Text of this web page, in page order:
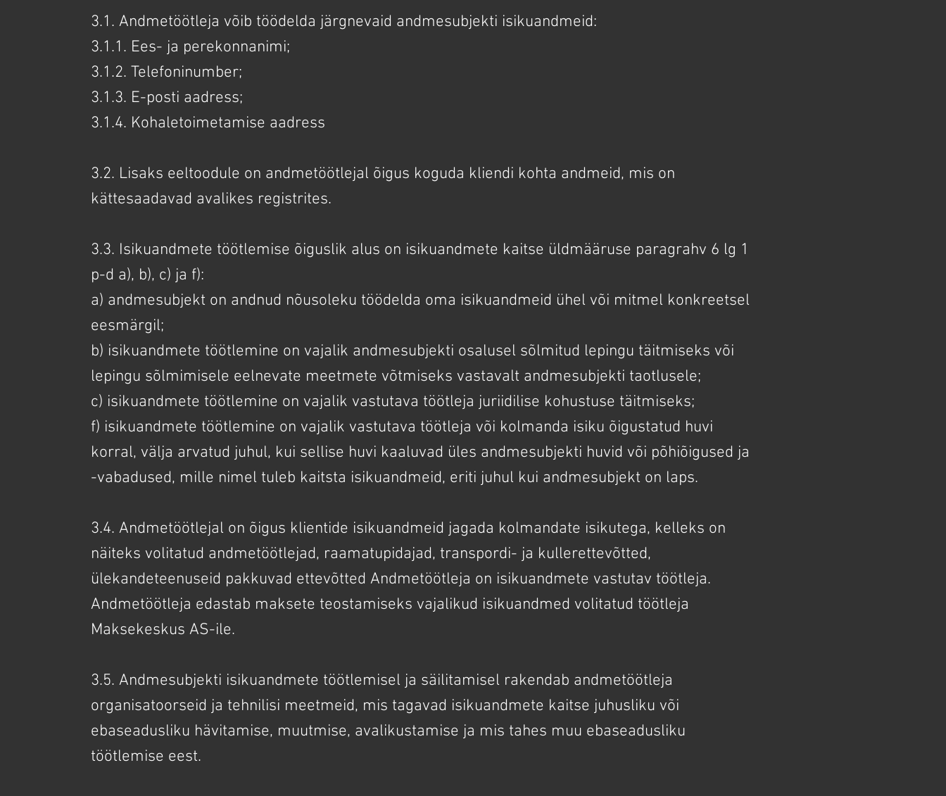
3.1. Andmetöötleja võib töödelda järgnevaid andmesubjekti isikuandmeid:
3.1.1. Ees- ja perekonnanimi;
3.1.2. Telefoninumber;
3.1.3. E-posti aadress;
3.1.4. Kohaletoimetamise aadress
3.2. Lisaks eeltoodule on andmetöötlejal õigus koguda kliendi kohta andmeid, mis on
kättesaadavad avalikes registrites.
3.3. Isikuandmete töötlemise õiguslik alus on isikuandmete kaitse üldmääruse paragrahv 6 lg 1
p-d a), b), c) ja f):
a) andmesubjekt on andnud nõusoleku töödelda oma isikuandmeid ühel või mitmel konkreetsel
eesmärgil;
b) isikuandmete töötlemine on vajalik andmesubjekti osalusel sõlmitud lepingu täitmiseks või
lepingu sõlmimisele eelnevate meetmete võtmiseks vastavalt andmesubjekti taotlusele;
c) isikuandmete töötlemine on vajalik vastutava töötleja juriidilise kohustuse täitmiseks;
f) isikuandmete töötlemine on vajalik vastutava töötleja või kolmanda isiku õigustatud huvi
korral, välja arvatud juhul, kui sellise huvi kaaluvad üles andmesubjekti huvid või põhiõigused ja
-vabadused, mille nimel tuleb kaitsta isikuandmeid, eriti juhul kui andmesubjekt on laps.
3.4. Andmetöötlejal on õigus klientide isikuandmeid jagada kolmandate isikutega, kelleks on
näiteks volitatud andmetöötlejad, raamatupidajad, transpordi- ja kullerettevõtted,
ülekandeteenuseid pakkuvad ettevõtted Andmetöötleja on isikuandmete vastutav töötleja.
Andmetöötleja edastab maksete teostamiseks vajalikud isikuandmed volitatud töötleja
Maksekeskus AS-ile.
3.5. Andmesubjekti isikuandmete töötlemisel ja säilitamisel rakendab andmetöötleja
organisatoorseid ja tehnilisi meetmeid, mis tagavad isikuandmete kaitse juhusliku või
ebaseadusliku hävitamise, muutmise, avalikustamise ja mis tahes muu ebaseadusliku
töötlemise eest.